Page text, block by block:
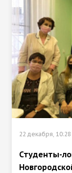
22 декабря, 10:28
Студенты-